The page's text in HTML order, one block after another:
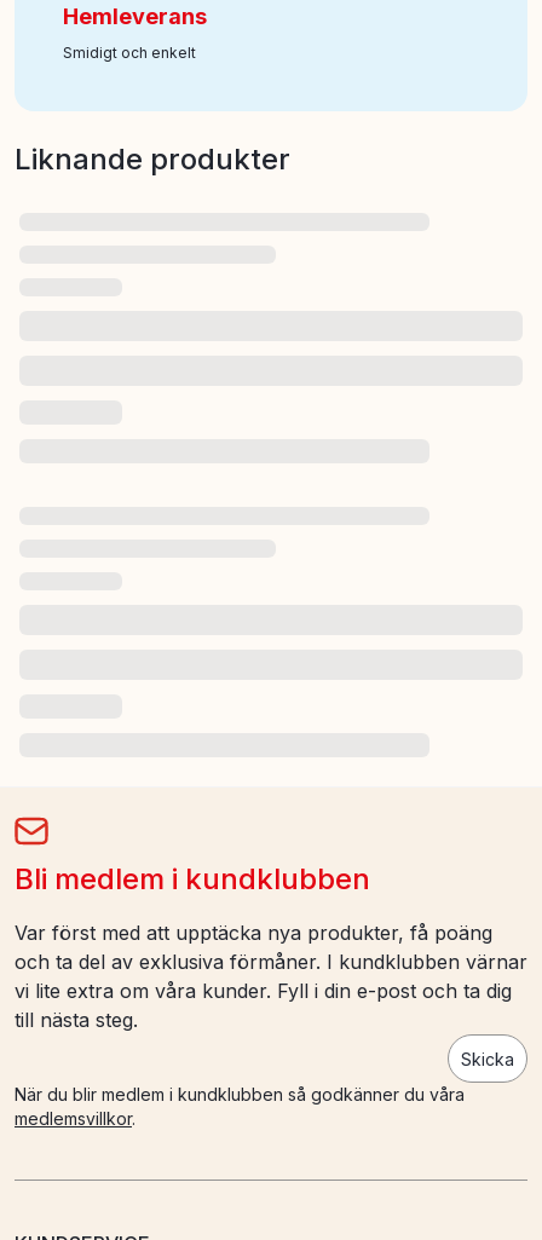
Hemleverans
Smidigt och enkelt
Liknande produkter
Bli medlem i kundklubben
Var först med att upptäcka nya produkter, få poäng
och ta del av exklusiva förmåner. I kundklubben värnar
vi lite extra om våra kunder. Fyll i din e-post och ta dig
till nästa steg.
Skicka
När du blir medlem i kundklubben så godkänner du våra
medlemsvillkor.